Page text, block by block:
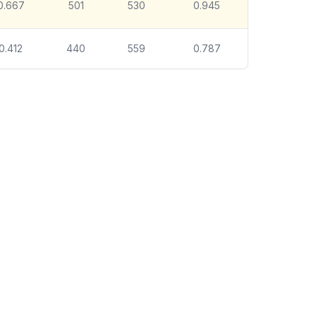
501 530 0.945
440 559 0.787